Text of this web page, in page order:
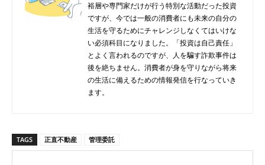
裕層や専門家だけが行う特別な活動だった投資
ですが、今では一般の消費者にも未来の自分の
生活を守るためにチャレンジしなくてはいけな
い必須科目になりました。「投資は自己責任」
とよく言われるのですが、人を騙す詐欺事件は
後を絶ちません。消費者が身を守りながら将来
の生活に備えるための情報発信を行なっていき
ます。
TAGS 正直不動産 管理委託